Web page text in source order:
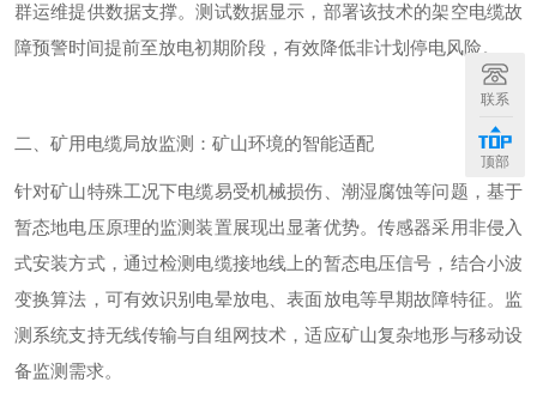
群运维提供数据支撑。测试数据显示，部署该技术的架空电缆故
障预警时间提前至放电初期阶段，有效降低非计划停电风险。
二、矿用电缆局放监测：矿山环境的智能适配
针对矿山特殊工况下电缆易受机械损伤、潮湿腐蚀等问题，基于
暂态地电压原理的监测装置展现出显著优势。传感器采用非侵入
式安装方式，通过检测电缆接地线上的暂态电压信号，结合小波
变换算法，可有效识别电晕放电、表面放电等早期故障特征。监
测系统支持无线传输与自组网技术，适应矿山复杂地形与移动设
备监测需求。
联系
顶部